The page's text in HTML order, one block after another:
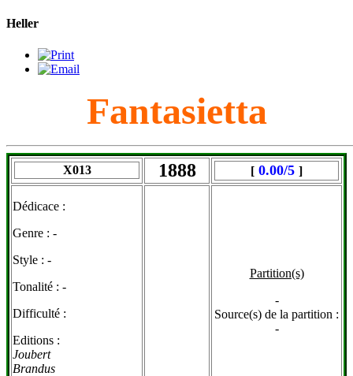
Heller
Fantasietta
X013 1888 [ 0.00/5 ]
Dédicace :
Genre : -
Style : -
Tonalité : -
Difficulté :
Editions :
Joubert
Brandus
Partition(s)
-
Source(s) de la partition :
-